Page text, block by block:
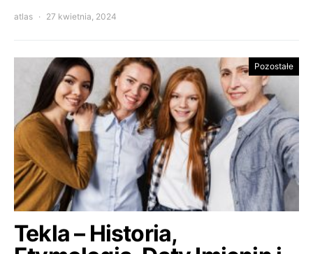
atlas 27 kwietnia, 2024
Pozostałe
Tekla – Historia,